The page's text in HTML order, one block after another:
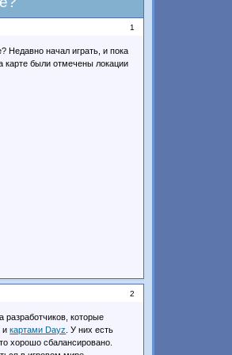
1
Недавно начал играть, и пока
были отмечены локации
2
разработчиков, которые
икартами Dayz . У них есть
хорошо сбалансировано.